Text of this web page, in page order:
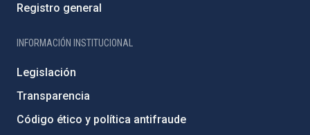
Registro general
INFORMACIÓN INSTITUCIONAL
Legislación
Transparencia
Código ético y política antifraude